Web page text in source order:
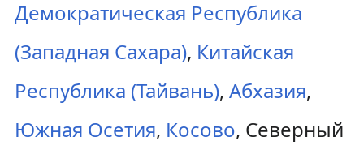
Демократическая Республика
(Западная Сахара), Китайская
Республика (Тайвань), Абхазия,
Южная Осетия, Косово, Северный